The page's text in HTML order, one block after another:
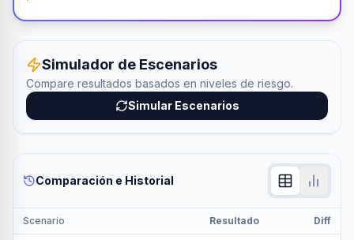
Simulador de Escenarios
Compare resultados basados en niveles de riesgo.
Simular Escenarios
Comparación e Historial
Scenario Resultado Diff